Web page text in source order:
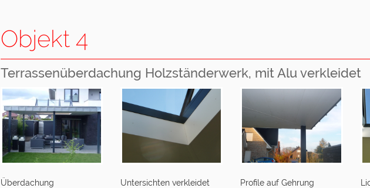
Objekt 4
Terrassenüberdachung Holzständerwerk, mit Alu verkleidet
Überdachung
Untersichten verkleidet
Profile auf Gehrung